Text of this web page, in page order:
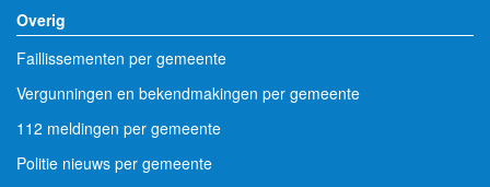
Overig
Faillissementen per gemeente
Vergunningen en bekendmakingen per gemeente
112 meldingen per gemeente
Politie nieuws per gemeente